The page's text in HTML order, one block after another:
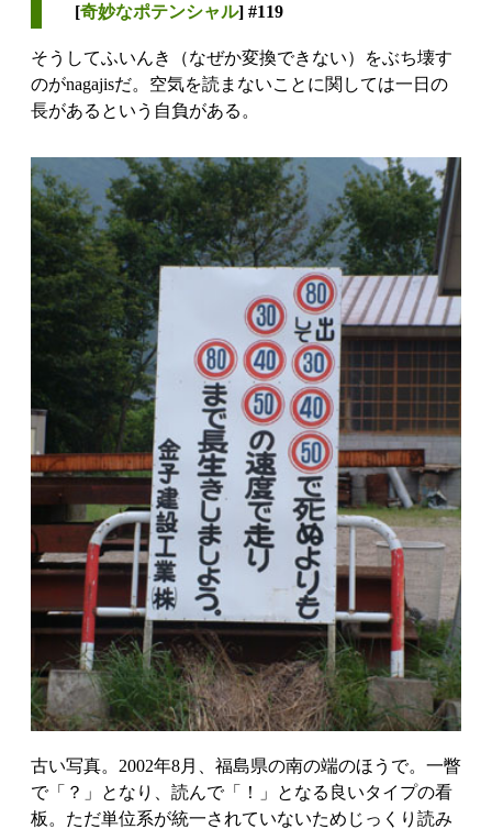
[奇妙なポテンシャル] #119
そうしてふいんき（なぜか変換できない）をぶち壊す
のがnagajisだ。空気を読まないことに関しては一日の
長があるという自負がある。
古い写真。2002年8月、福島県の南の端のほうで。一瞥
で「？」となり、読んで「！」となる良いタイプの看
板。ただ単位系が統一されていないためじっくり読み